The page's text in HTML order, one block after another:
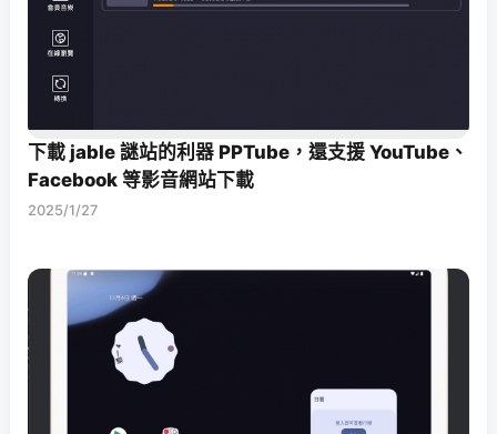
下載 jable 謎站的利器 PPTube，還支援 YouTube、
Facebook 等影音網站下載
2025/1/27